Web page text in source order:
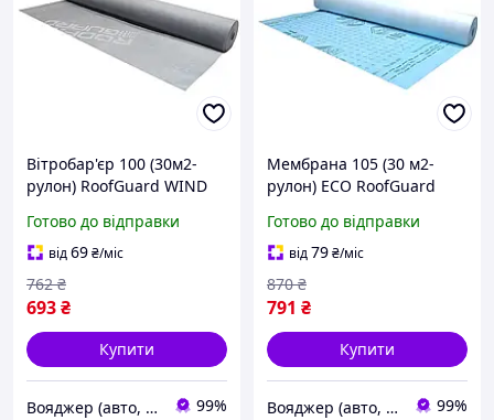
Вітробар'єр 100 (30м2-
рулон) RoofGuard WIND
Готово до відправки
від69₴/міс
693₴
762 ₴
Купити
Вояджер (авто, туризм, спорт) 99%
Мембрана 105 (30 м2-
рулон) ЕСО RoofGuard
супердифузійна
тришарова 3009-VO
Готово до відправки
від79₴/міс
791 ₴
870 ₴
Купити
Вояджер (авто, туризм, спорт) 99%